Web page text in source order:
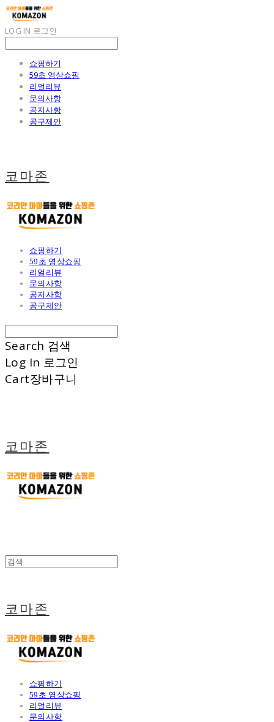
LOG IN 로그인
쇼핑하기
59초 영상쇼핑
리얼리뷰
문의사항
공지사항
공구제안
코마존
쇼핑하기
59초 영상쇼핑
리얼리뷰
문의사항
공지사항
공구제안
Search 검색
Log In 로그인
Cart장바구니
코마존
코마존
쇼핑하기
59초 영상쇼핑
리얼리뷰
문의사항